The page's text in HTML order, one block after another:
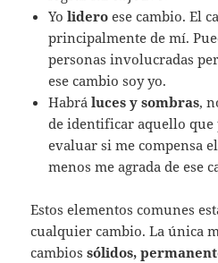
Yolidero ese cambio. El
principalmente de mí.
personas involucradas
ese cambio soy yo.
Habráluces y sombras,
de identificar aquello
evaluar si me compensa
menos me agrada de ese
Estos elementos comunes
cualquier cambio. La única
cambiossólidos,